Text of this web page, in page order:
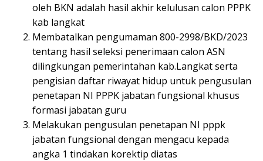
oleh BKN adalah hasil akhir kelulusan calon PPPK
kab langkat
Membatalkan pengumaman 800-2998/BKD/2023
tentang hasil seleksi penerimaan calon ASN
dilingkungan pemerintahan kab.Langkat serta
pengisian daftar riwayat hidup untuk pengusulan
penetapan NI PPPK jabatan fungsional khusus
formasi jabatan guru
Melakukan pengusulan penetapan NI pppk
jabatan fungsional dengan mengacu kepada
angka 1 tindakan korektip diatas